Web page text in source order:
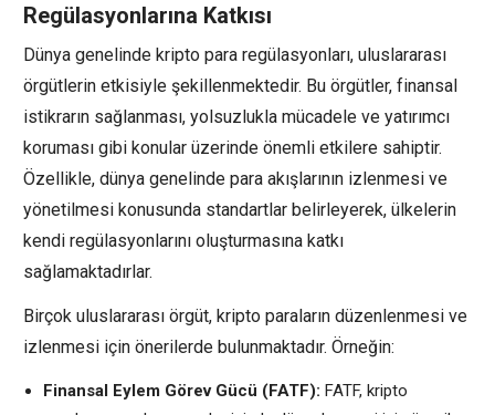
Regülasyonlarına Katkısı
Dünya genelinde kripto para regülasyonları, uluslararası
örgütlerin etkisiyle şekillenmektedir. Bu örgütler, finansal
istikrarın sağlanması, yolsuzlukla mücadele ve yatırımcı
koruması gibi konular üzerinde önemli etkilere sahiptir.
Özellikle, dünya genelinde para akışlarının izlenmesi ve
yönetilmesi konusunda standartlar belirleyerek, ülkelerin
kendi regülasyonlarını oluşturmasına katkı
sağlamaktadırlar.
Birçok uluslararası örgüt, kripto paraların düzenlenmesi ve
izlenmesi için önerilerde bulunmaktadır. Örneğin:
Finansal Eylem Görev Gücü (FATF): FATF, kripto